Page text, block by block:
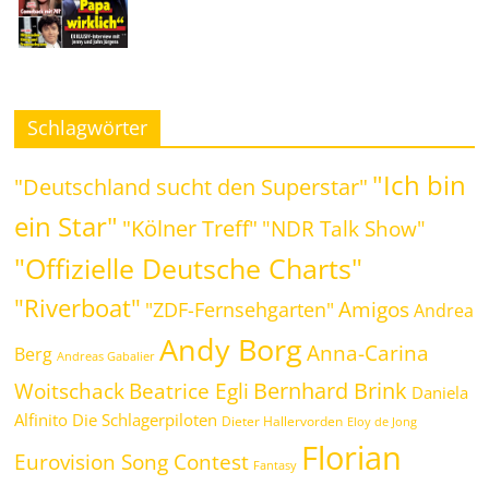
Schlagwörter
"Deutschland sucht den Superstar" "Ich bin
ein Star" "Kölner Treff" "NDR Talk Show"
"Offizielle Deutsche Charts"
"Riverboat" "ZDF-Fernsehgarten" Amigos Andrea
Berg Andreas Gabalier Andy Borg Anna-Carina
WoitschackBeatrice Egli Bernhard Brink Daniela
Alfinito Die Schlagerpiloten Dieter Hallervorden Eloy de Jong
Eurovision Song Contest Fantasy Florian